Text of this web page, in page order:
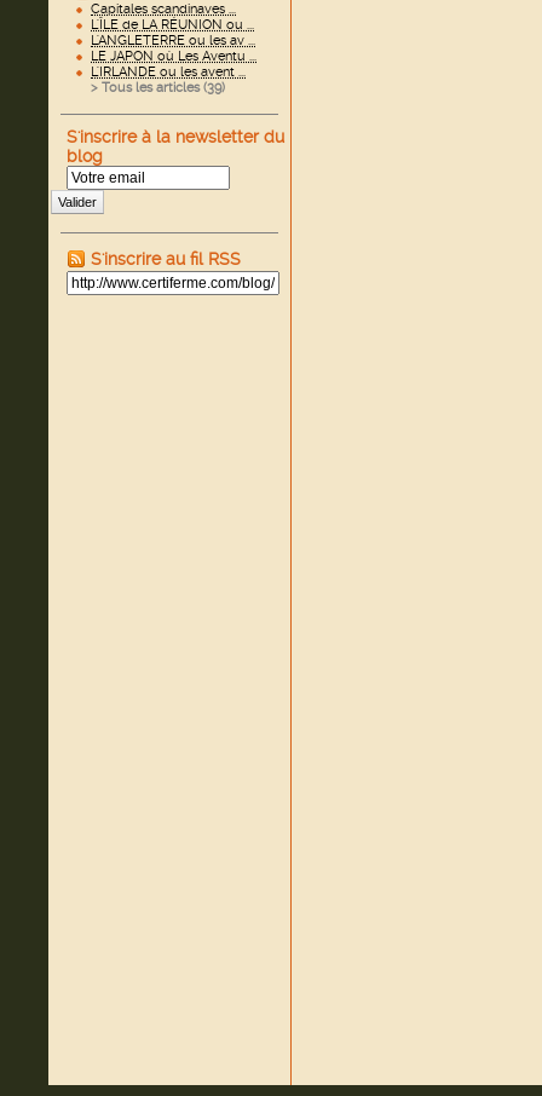
Capitales scandinaves ...
L'ÎLE de LA RÉUNION ou ...
L'ANGLETERRE ou les av ...
LE JAPON où Les Aventu ...
L'IRLANDE ou les avent ...
> Tous les articles (39)
S'inscrire à la newsletter du
blog
Valider
S'inscrire au fil RSS